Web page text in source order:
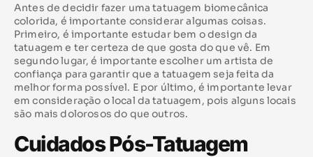
Antes de decidir fazer uma tatuagem biomecânica
colorida, é importante considerar algumas coisas.
Primeiro, é importante estudar bem o design da
tatuagem e ter certeza de que gosta do que vê. Em
segundo lugar, é importante escolher um artista de
confiança para garantir que a tatuagem seja feita da
melhor forma possível. E por último, é importante levar
em consideração o local da tatuagem, pois alguns locais
são mais dolorosos do que outros.
Cuidados Pós-Tatuagem